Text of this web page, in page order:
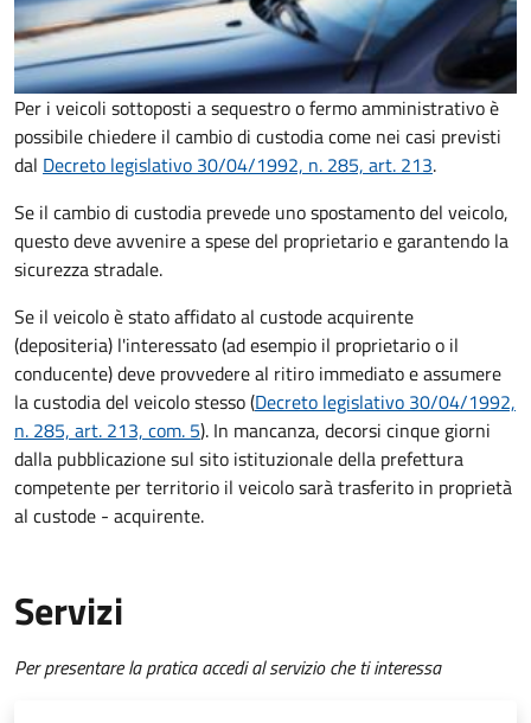
Per i veicoli sottoposti a sequestro o fermo amministrativo è
possibile chiedere il cambio di custodia come nei casi previsti
dal Decreto legislativo 30/04/1992, n. 285, art. 213.
Se il cambio di custodia prevede uno spostamento del veicolo,
questo deve avvenire a spese del proprietario e garantendo la
sicurezza stradale.
Se il veicolo è stato affidato al custode acquirente
(depositeria) l'interessato (ad esempio il proprietario o il
conducente) deve provvedere al ritiro immediato e assumere
la custodia del veicolo stesso (Decreto legislativo 30/04/1992,
n. 285, art. 213, com. 5). In mancanza, decorsi cinque giorni
dalla pubblicazione sul sito istituzionale della prefettura
competente per territorio il veicolo sarà trasferito in proprietà
al custode - acquirente.
Servizi
Per presentare la pratica accedi al servizio che ti interessa